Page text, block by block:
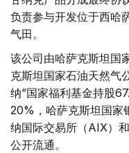
负责参与开发位于西哈
气田。
该公司由哈萨克斯坦国
克斯坦国家石油天然气
纳”国家福利基金持股
20%，哈萨克斯坦国家
纳国际交易所（AIX）
公开流通。